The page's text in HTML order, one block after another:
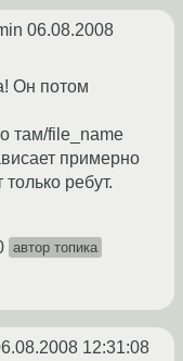
06.08.2008
Он потом
там/file_name
примерно
ребут.
автор топика
12:31:08